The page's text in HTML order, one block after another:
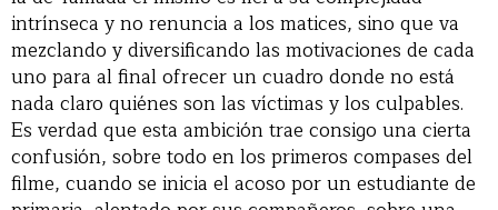
intrínseca y no renuncia a los matices, sino que va
mezclando y diversificando las motivaciones de cada
uno para al final ofrecer un cuadro donde no está
nada claro quiénes son las víctimas y los culpables.
Es verdad que esta ambición trae consigo una cierta
confusión, sobre todo en los primeros compases del
filme, cuando se inicia el acoso por un estudiante de